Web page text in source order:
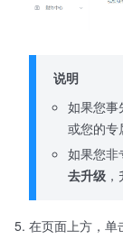
说明
如果您事
或您的专
如果您非
去升级
在页面上方，单